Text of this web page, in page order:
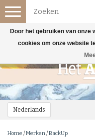
Nederlands
Toggle
navigation
Home /Merken/BackUp
Door het gebruiken van onze
cookies om onze website